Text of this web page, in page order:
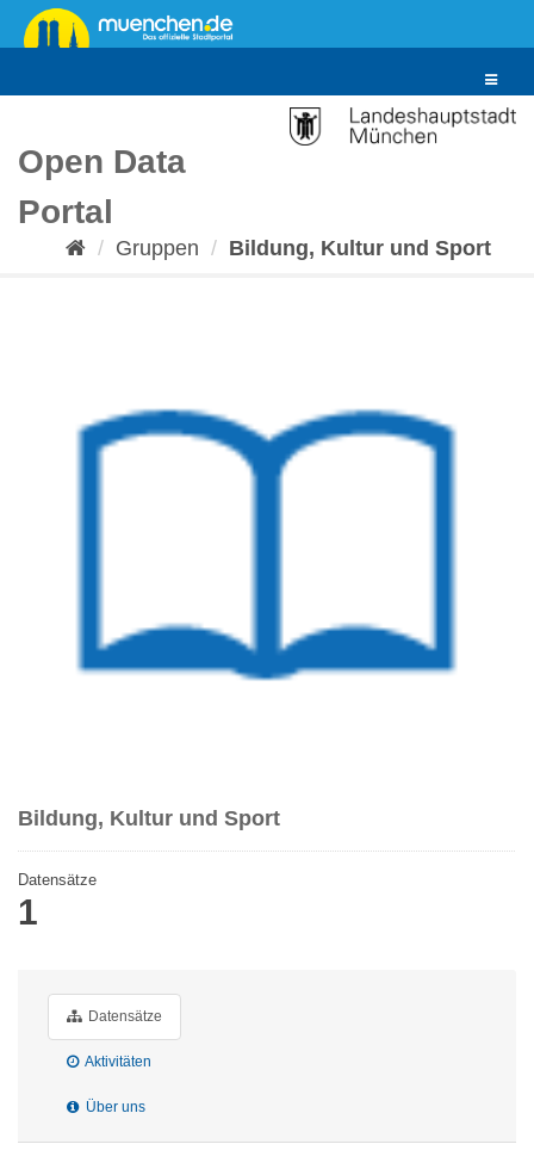
Überspringen
zum
Toggle
Open Data
Portal
Gruppen Bildung, Kultur und Sport
Bildung, Kultur und Sport
Datensätze
1
Datensätze
Aktivitäten
Über uns